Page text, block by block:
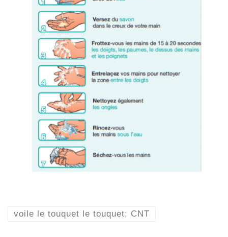
voile le touquet le touquet; CNT